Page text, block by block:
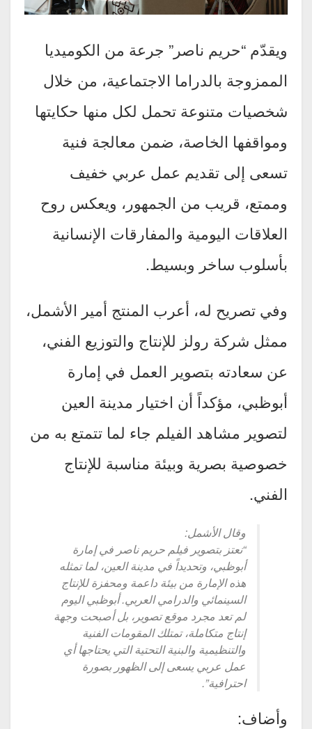
ويقدّم “حريم ناصر” جرعة من الكوميديا
الممزوجة بالدراما الاجتماعية، من خلال
شخصيات متنوعة تحمل لكل منها حكايتها
ومواقفها الخاصة، ضمن معالجة فنية
تسعى إلى تقديم عمل عربي خفيف
وممتع، قريب من الجمهور، ويعكس روح
العلاقات اليومية والمفارقات الإنسانية
بأسلوب ساخر وبسيط.
وفي تصريح له، أعرب المنتج أمير الأشمل،
ممثل شركة رولز للإنتاج والتوزيع الفني،
عن سعادته بتصوير العمل في إمارة
أبوظبي، مؤكداً أن اختيار مدينة العين
لتصوير مشاهد الفيلم جاء لما تتمتع به من
خصوصية بصرية وبيئة مناسبة للإنتاج
الفني.
وقال الأشمل:
“نعتز بتصوير فيلم حريم ناصر في إمارة
أبوظبي، وتحديداً في مدينة العين، لما تمثله
هذه الإمارة من بيئة داعمة ومحفزة للإنتاج
السينمائي والدرامي العربي. أبوظبي اليوم
لم تعد مجرد موقع تصوير، بل أصبحت وجهة
إنتاج متكاملة، تمتلك المقومات الفنية
والتنظيمية والبنية التحتية التي يحتاجها أي
عمل عربي يسعى إلى الظهور بصورة
احترافية”.
وأضاف: